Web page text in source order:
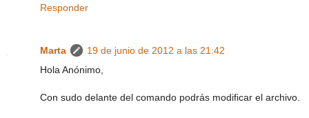
Responder
Marta
19 de junio de 2012 a las 21:42
Hola Anónimo,
Con sudo delante del comando podrás modificar el archivo.